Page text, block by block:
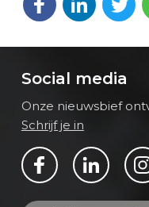
Social media
Onze nieuwsbief
Schrijf je in
Bekijk ons op FacebookBekijk ons op LinkedInBekijk